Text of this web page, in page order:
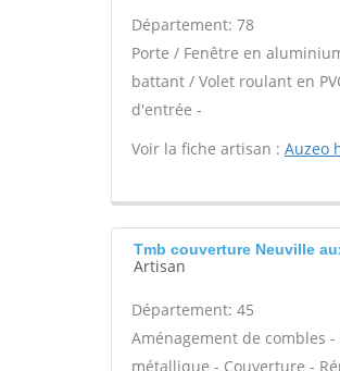
Département: 78
Porte / Fenêtre en
battant / Volet roulant en
d'entrée -
Voir la fiche artisan : Auzeo
Tmb couverture Neuville
Artisan
Département: 45
Aménagement de combles
métallique - Couverture -